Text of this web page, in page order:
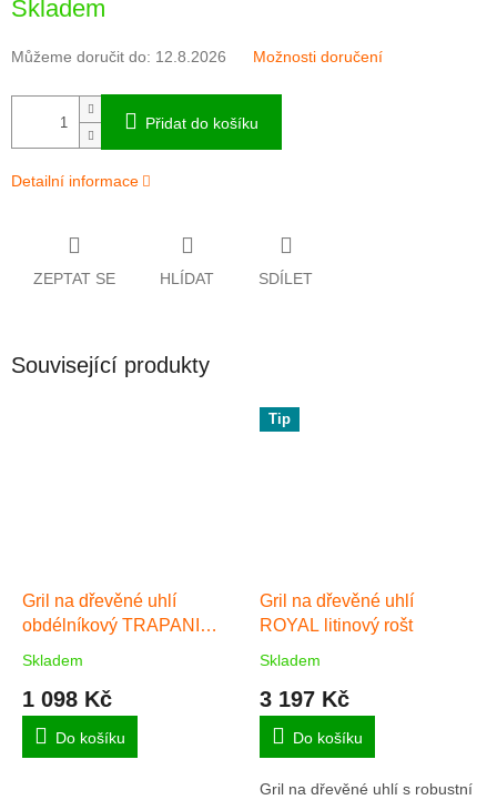
cena:
Skladem
Můžeme doručit do: 12.8.2026 Možnosti doručení
Přidat do košíku
Detailní informace
ZEPTAT SE HLÍDAT SDÍLET
Související produkty
Gril na dřevěné uhlí
obdélníkový TRAPANI
Průměrné
produktu
5,0
Skladem
1 098 Kč
Do košíku
Tip
Gril na dřevěné uhlí
ROYAL litinový rošt
Průměrné
produktu
5,0
5
Skladem
3 197 Kč
Do košíku
Gril na dřevěné uhlí s robustní